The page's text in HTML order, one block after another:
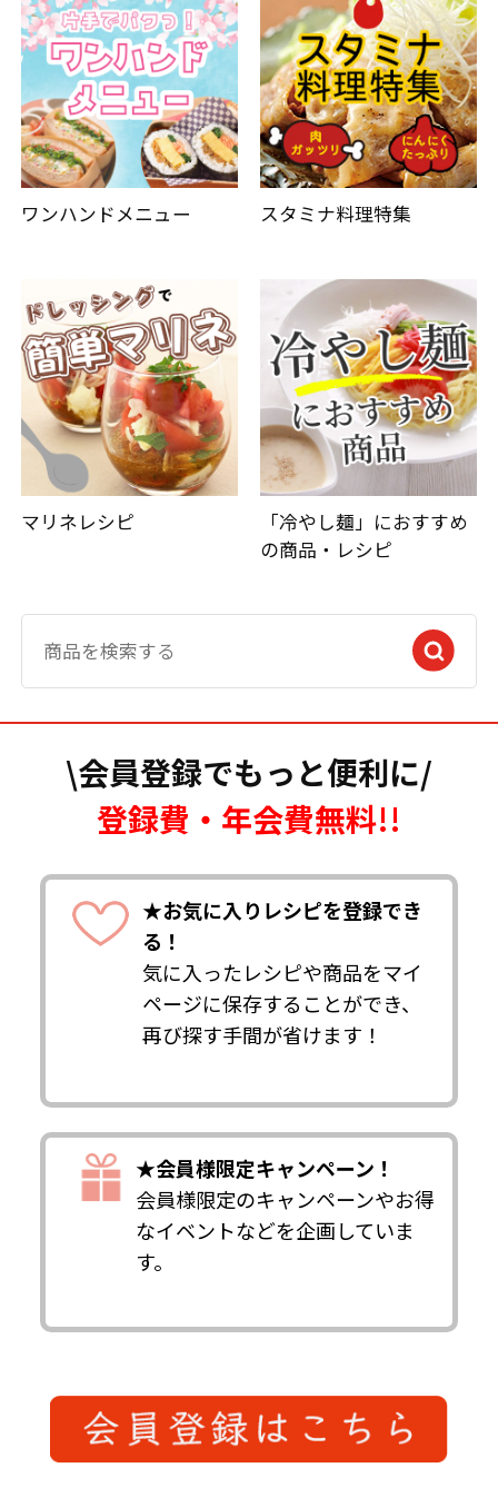
ワンハンドメニュー スタミナ料理特集
マリネレシピ
「冷やし麺」におすすめ
の商品・レシピ
\会員登録でもっと便利に/
登録費・年会費無料!!
★お気に入りレシピを登録でき
る！
気に入ったレシピや商品をマイ
ページに保存することができ、
再び探す手間が省けます！
★会員様限定キャンペーン！
会員様限定のキャンペーンやお得
なイベントなどを企画していま
す。